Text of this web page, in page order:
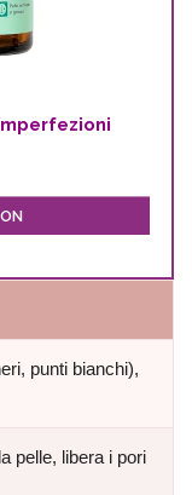
punti bianchi),
pelle, libera i pori